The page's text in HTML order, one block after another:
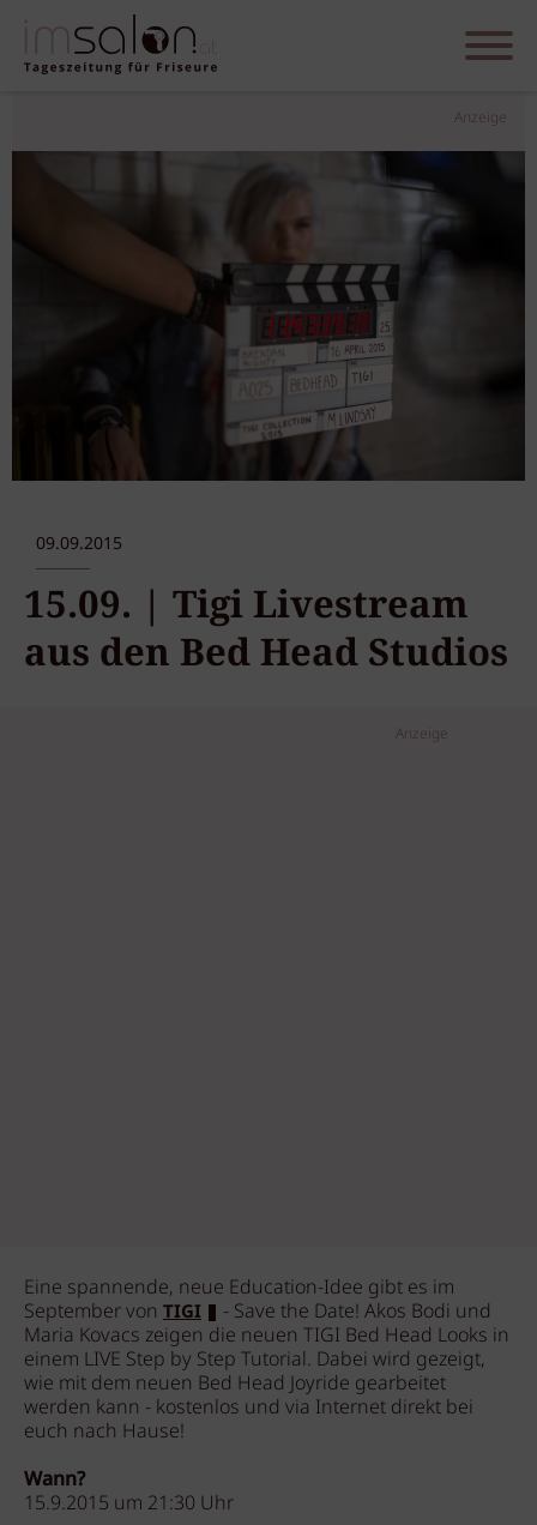
Anzeige
09.09.2015
15.09. | Tigi Livestream
aus den Bed Head Studios
Anzeige
Eine spannende, neue Education-Idee gibt es im
September von TIGI
- Save the Date! Akos Bodi und
Maria Kovacs zeigen die neuen TIGI Bed Head Looks in
einem LIVE Step by Step Tutorial. Dabei wird gezeigt,
wie mit dem neuen Bed Head Joyride gearbeitet
werden kann - kostenlos und via Internet direkt bei
euch nach Hause!
Wann?
15.9.2015 um 21:30 Uhr